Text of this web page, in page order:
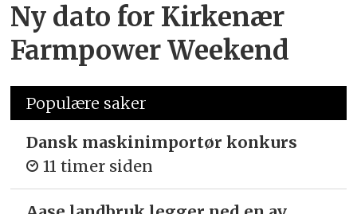
Ny dato for Kirkenær
Farmpower Weekend
Populære saker
Dansk maskinimportør konkurs
11 timer siden